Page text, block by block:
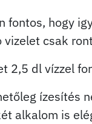
fontos, hogy
csak
2,5 dl vízzel
ízesítés
alkalom is